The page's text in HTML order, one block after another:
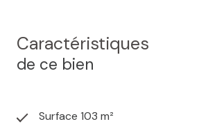
Caractéristiques
de ce bien
Surface 103 m²